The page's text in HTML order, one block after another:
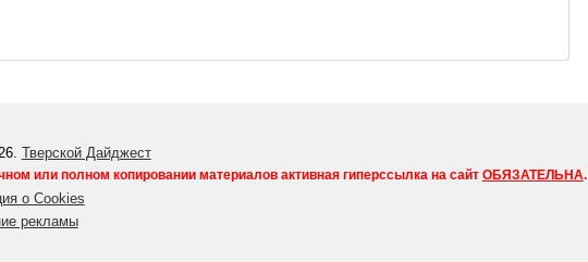
Тверской Дайджест
или полном копировании материалов активная гиперссылка на сайт ОБЯЗАТЕЛЬНА.
о Cookies
рекламы